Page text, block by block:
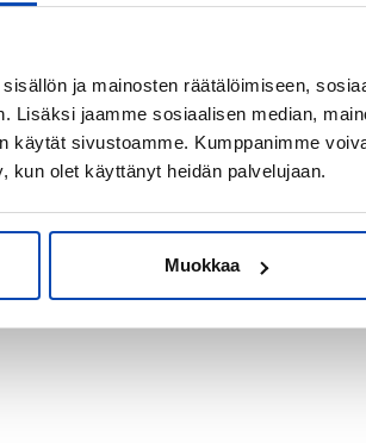
ja mainosten räätälöimiseen,
Lisäksi jaamme sosiaalisen median,
käytät sivustoamme. Kumppanimme
kun olet käyttänyt heidän palvelujaan.
Muokkaa
sijoitus-